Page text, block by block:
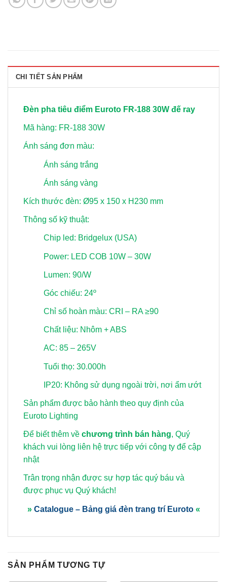
CHI TIẾT SẢN PHẨM
Đèn pha tiêu điểm Euroto FR-188 30W đế ray
Mã hàng: FR-188 30W
Ánh sáng đơn màu:
Ánh sáng trắng
Ánh sáng vàng
Kích thước đèn: Ø95 x 150 x H230 mm
Thông số kỹ thuật:
Chip led: Bridgelux (USA)
Power: LED COB 10W – 30W
Lumen: 90/W
Góc chiếu: 24º
Chỉ số hoàn màu: CRI – RA ≥90
Chất liệu: Nhôm + ABS
AC: 85 – 265V
Tuổi thọ: 30.000h
IP20: Không sử dụng ngoài trời, nơi ẩm ướt
Sản phẩm được bảo hành theo quy định của
Euroto Lighting
Để biết thêm về chương trình bán hàng, Quý
khách vui lòng liên hệ trực tiếp với công ty để cập
nhật
Trân trọng nhận được sự hợp tác quý báu và
được phục vụ Quý khách!
» Catalogue – Bảng giá đèn trang trí Euroto «
SẢN PHẨM TƯƠNG TỰ